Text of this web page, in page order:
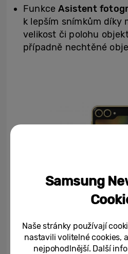
FunkceAsistent
k lepším snímkům díky
velikost či polohu
případně nechtěné
Samsung
Naše stránky používají
nastavili volitelné cookies,
nejpohodlnější. Další